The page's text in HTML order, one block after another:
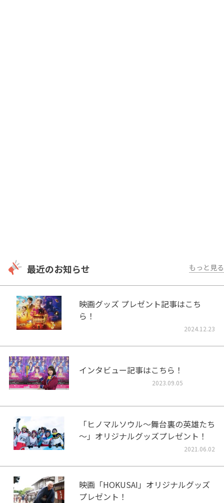
最近のお知らせ もっと見る
映画グッズ プレゼント記事はこち
ら！
2024.12.23
インタビュー記事はこちら！
2023.09.05
「ヒノマルソウル～舞台裏の英雄たち
～」オリジナルグッズプレゼント！
2021.06.02
映画「HOKUSAI」オリジナルグッズ
プレゼント！